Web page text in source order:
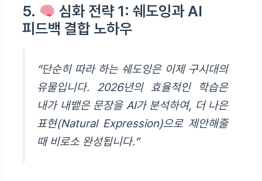
5.
심화 전략 1: 쉐도잉과 AI
피드백 결합 노하우
“단순히 따라 하는 쉐도잉은 이제 구시대의
유물입니다. 2026년의 효율적인 학습은
내가 내뱉은 문장을 AI가 분석하여, 더 나은
표현(Natural Expression)으로 제안해줄
때 비로소 완성됩니다.”